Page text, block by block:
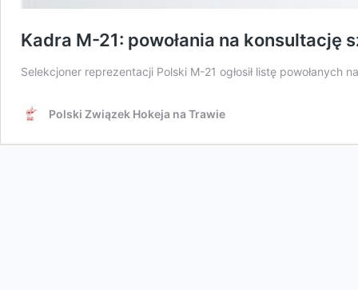
Kadra M-21: powołania na konsultację
Selekcjoner reprezentacji Polski M-21 ogłosił listę
Polski Związek Hokeja na Trawie